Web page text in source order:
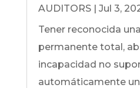
AUDITORS| Jul 3,
Tener reconocida
permanente total,
incapacidad no
automáticamente